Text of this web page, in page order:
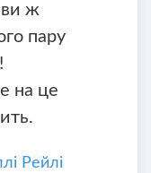
ви ж
пару
на це
Рейлі